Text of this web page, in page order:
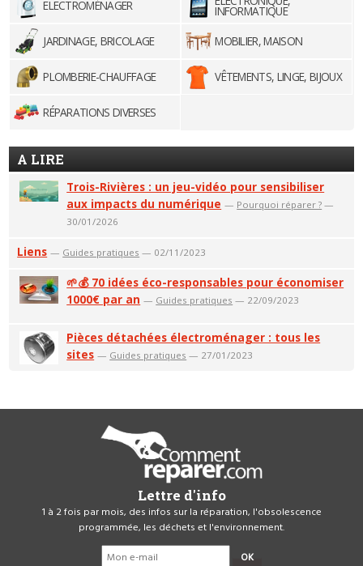
ELECTROMÉNAGER
INFORMATIQUE
JARDINAGE, BRICOLAGE
MOBILIER, MAISON
PLOMBERIE-CHAUFFAGE VÊTEMENTS, LINGE, BIJOUX
RÉPARATIONS DIVERSES
A LIRE
Trois-Rivières : un jeu-vidéo pour sensibiliser
aux impacts du numérique — Pourquoi réparer ? —
30/01/2026
Liens — Guides pratiques — 02/11/2023
🌱💰 70 idées éco-responsables pour économiser
1000€ par an — Guides pratiques — 22/09/2023
Pièces détachées électroménager : tous les
sites — Guides pratiques — 27/01/2023
Lettre d'info
1 à 2 fois par mois, des infos sur la réparation, l'obsolescence
programmée, les déchets et l'environnement.
OK